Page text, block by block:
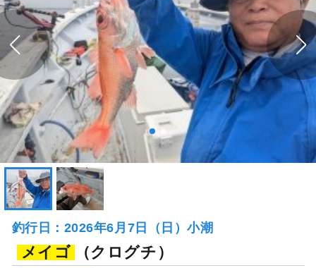
釣行日：2026年6月7日（日）小潮
メイゴ
（クログチ）